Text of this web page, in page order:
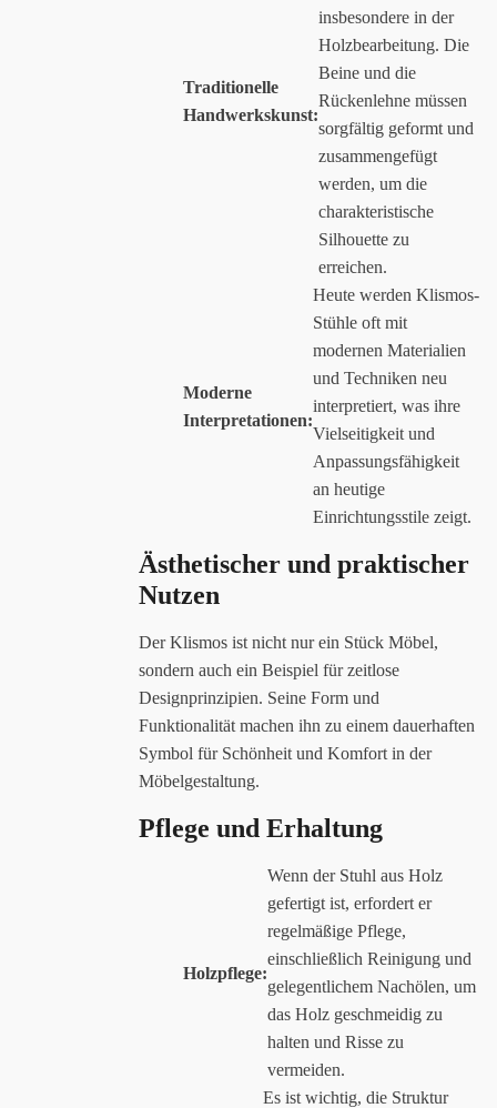
Traditionelle
Handwerkskunst:
insbesondere in der
Holzbearbeitung. Die
Beine und die
Rückenlehne müssen
sorgfältig geformt und
zusammengefügt
werden, um die
charakteristische
Silhouette zu
erreichen.
Moderne
Interpretationen:
Heute werden Klismos-
Stühle oft mit
modernen Materialien
und Techniken neu
interpretiert, was ihre
Vielseitigkeit und
Anpassungsfähigkeit
an heutige
Einrichtungsstile zeigt.
Ästhetischer und praktischer
Nutzen
Der Klismos ist nicht nur ein Stück Möbel,
sondern auch ein Beispiel für zeitlose
Designprinzipien. Seine Form und
Funktionalität machen ihn zu einem dauerhaften
Symbol für Schönheit und Komfort in der
Möbelgestaltung.
Pflege und Erhaltung
Holzpflege:
Wenn der Stuhl aus Holz
gefertigt ist, erfordert er
regelmäßige Pflege,
einschließlich Reinigung und
gelegentlichem Nachölen, um
das Holz geschmeidig zu
halten und Risse zu
vermeiden.
Es ist wichtig, die Struktur